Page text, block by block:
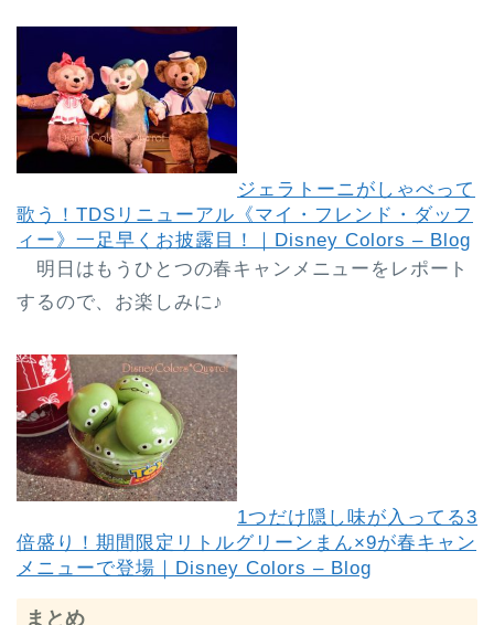
ジェラトーニがしゃべって
歌う！TDSリニューアル《マイ・フレンド・ダッフ
ィー》一足早くお披露目！｜Disney Colors – Blog
明日はもうひとつの春キャンメニューをレポート
するので、お楽しみに♪
1つだけ隠し味が入ってる3
倍盛り！期間限定リトルグリーンまん×9が春キャン
メニューで登場｜Disney Colors – Blog
まとめ